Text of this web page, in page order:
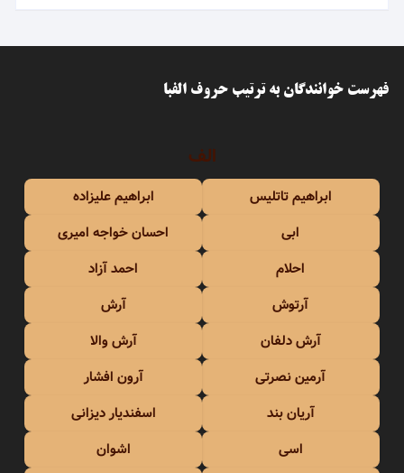
فهرست خوانندگان به ترتیب حروف الفبا
الف
ابراهیم تاتلیس
ابراهیم علیزاده
ابی
احسان خواجه امیری
احلام
احمد آزاد
آرتوش
آرش
آرش دلفان
آرش والا
آرمین نصرتی
آرون افشار
آریان بند
اسفندیار دیزانی
اسی
اشوان